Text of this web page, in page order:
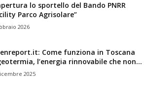
lo sportello del Bando PNRR
Parco Agrisolare”
2026
Come funziona in Toscana
l’energia rinnovabile che non...
2025